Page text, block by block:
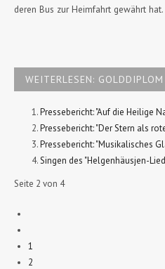
deren Bus zur Heimfahrt gewährt hat.
WEITERLESEN:
Pressebericht: "Auf die Heilige
Pressebericht: "Der Stern als
Pressebericht: "Musikalisches
Singen des "Helgenhäusjen-
Seite 2 von 4
1
2